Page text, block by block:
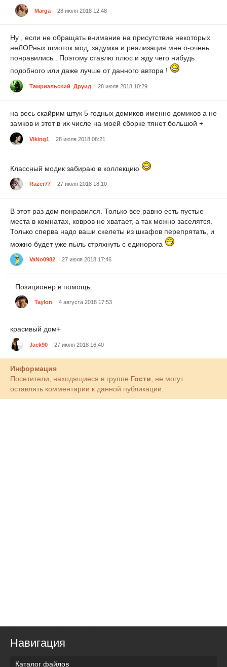
Marga 28 июля 2018 12:48
Ну , если не обращать внимание на присутствие некоторых
неЛОРных шмоток мод, задумка и реализация мне о-очень
понравились . Поэтому ставлю плюс и жду чего нибудь
подобного или даже лучше от данного автора !
Тамриэльский_Друид 28 июля 2018 10:29
на весь скайрим штук 5 годных домиков именно домиков а не
замков и этот в их числе на моей сборке тянет большой +
Viking1 28 июля 2018 08:21
Классный модик забираю в коллекцию
Razer77 27 июля 2018 18:10
В этот раз дом понравился. Только все равно есть пустые
места в комнатах, ковров не хватает, а так можно заселятся.
Только сперва надо ваши скелеты из шкафов перепрятать, и
можно будет уже пыль стряхнуть с единорога
VaNo0982 27 июля 2018 17:46
Позиционер в помощь.
Taylon 4 августа 2018 17:53
красивый дом+
Jack90 27 июля 2018 16:40
Информация
Посетители, находящиеся в группе Гости, не могут
оставлять комментарии к данной публикации.
Навигация
Каталог файлов